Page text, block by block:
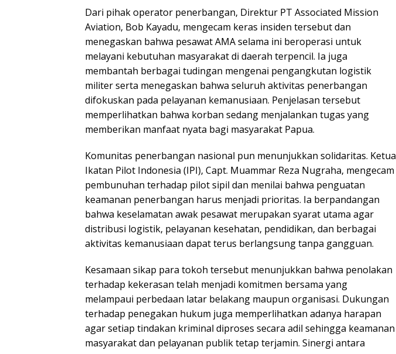
Dari pihak operator penerbangan, Direktur PT Associated Mission
Aviation, Bob Kayadu, mengecam keras insiden tersebut dan
menegaskan bahwa pesawat AMA selama ini beroperasi untuk
melayani kebutuhan masyarakat di daerah terpencil. Ia juga
membantah berbagai tudingan mengenai pengangkutan logistik
militer serta menegaskan bahwa seluruh aktivitas penerbangan
difokuskan pada pelayanan kemanusiaan. Penjelasan tersebut
memperlihatkan bahwa korban sedang menjalankan tugas yang
memberikan manfaat nyata bagi masyarakat Papua.
Komunitas penerbangan nasional pun menunjukkan solidaritas. Ketua
Ikatan Pilot Indonesia (IPI), Capt. Muammar Reza Nugraha, mengecam
pembunuhan terhadap pilot sipil dan menilai bahwa penguatan
keamanan penerbangan harus menjadi prioritas. Ia berpandangan
bahwa keselamatan awak pesawat merupakan syarat utama agar
distribusi logistik, pelayanan kesehatan, pendidikan, dan berbagai
aktivitas kemanusiaan dapat terus berlangsung tanpa gangguan.
Kesamaan sikap para tokoh tersebut menunjukkan bahwa penolakan
terhadap kekerasan telah menjadi komitmen bersama yang
melampaui perbedaan latar belakang maupun organisasi. Dukungan
terhadap penegakan hukum juga memperlihatkan adanya harapan
agar setiap tindakan kriminal diproses secara adil sehingga keamanan
masyarakat dan pelayanan publik tetap terjamin. Sinergi antara